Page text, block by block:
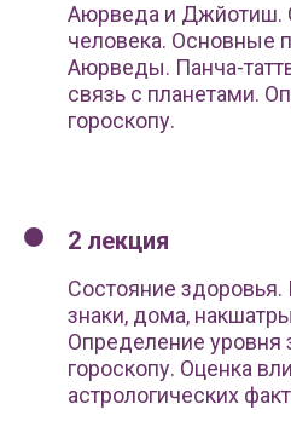
Аюрведа и Джйотиш.
человека. Основные
Аюрведы. Панча-
связь с планетами.
гороскопу.
2 лекция
Состояние здоровья.
знаки, дома,
Определение уровня
гороскопу. Оценка
астрологических